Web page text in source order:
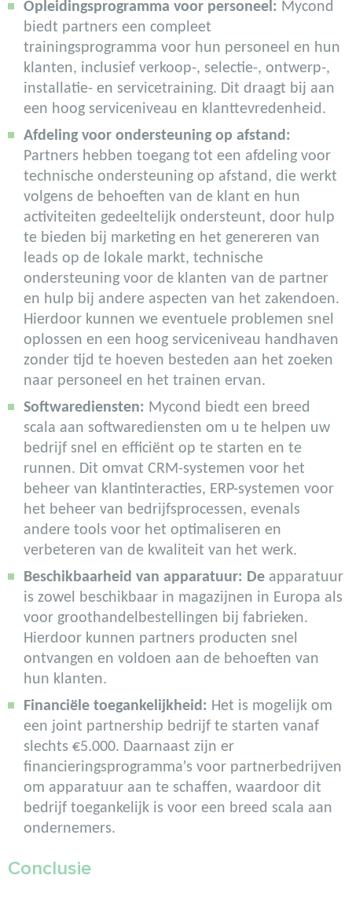
Opleidingsprogramma voor personeel: Mycond
biedt partners een compleet
trainingsprogramma voor hun personeel en hun
klanten, inclusief verkoop-, selectie-, ontwerp-,
installatie- en servicetraining. Dit draagt bij aan
een hoog serviceniveau en klanttevredenheid.
Afdeling voor ondersteuning op afstand:
Partners hebben toegang tot een afdeling voor
technische ondersteuning op afstand, die werkt
volgens de behoeften van de klant en hun
activiteiten gedeeltelijk ondersteunt, door hulp
te bieden bij marketing en het genereren van
leads op de lokale markt, technische
ondersteuning voor de klanten van de partner
en hulp bij andere aspecten van het zakendoen.
Hierdoor kunnen we eventuele problemen snel
oplossen en een hoog serviceniveau handhaven
zonder tijd te hoeven besteden aan het zoeken
naar personeel en het trainen ervan.
Softwarediensten: Mycond biedt een breed
scala aan softwarediensten om u te helpen uw
bedrijf snel en efficiënt op te starten en te
runnen. Dit omvat CRM-systemen voor het
beheer van klantinteracties, ERP-systemen voor
het beheer van bedrijfsprocessen, evenals
andere tools voor het optimaliseren en
verbeteren van de kwaliteit van het werk.
Beschikbaarheid van apparatuur: De apparatuur
is zowel beschikbaar in magazijnen in Europa als
voor groothandelbestellingen bij fabrieken.
Hierdoor kunnen partners producten snel
ontvangen en voldoen aan de behoeften van
hun klanten.
Financiële toegankelijkheid: Het is mogelijk om
een joint partnership bedrijf te starten vanaf
slechts €5.000. Daarnaast zijn er
financieringsprogramma's voor partnerbedrijven
om apparatuur aan te schaffen, waardoor dit
bedrijf toegankelijk is voor een breed scala aan
ondernemers.
Conclusie